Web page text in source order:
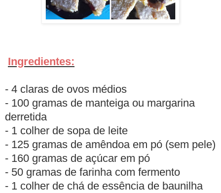
Ingredientes:
- 4 claras de ovos médios
- 100 gramas de manteiga ou margarina
derretida
- 1 colher de sopa de leite
- 125 gramas de amêndoa em pó (sem pele)
- 160 gramas de açúcar em pó
- 50 gramas de farinha com fermento
- 1 colher de chá de essência de baunilha